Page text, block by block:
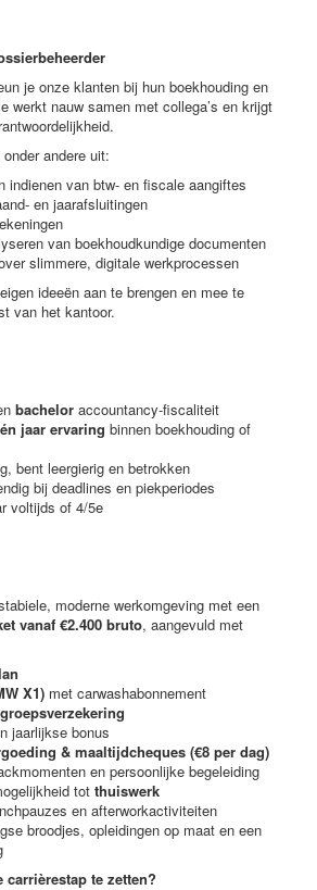
je onze klanten bij hun boekhouding en
werkt nauw samen met collega’s en krijgt
andere uit:
indienen van btw- en fiscale aangiftes
en jaarafsluitingen
van boekhoudkundige documenten
slimmere, digitale werkprocessen
ideeën aan te brengen en mee te
van het kantoor.
bachelor accountancy-fiscaliteit
jaar ervaring binnen boekhouding of
bent leergierig en betrokken
bij deadlines en piekperiodes
voltijds of 4/5e
moderne werkomgeving met een
vanaf €2.400 bruto, aangevuld met
X1) met carwashabonnement
jaarlijkse bonus
& maaltijdcheques (€8 per dag)
en persoonlijke begeleiding
tot thuiswerk
en afterworkactiviteiten
broodjes, opleidingen op maat en een
te zetten?